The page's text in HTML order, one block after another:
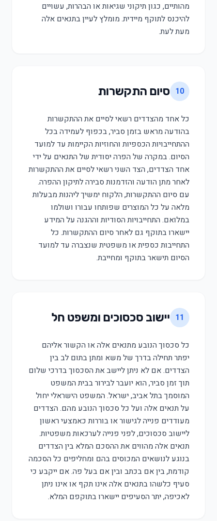
מהותיים, כגון תיקוני שגיאות או הבהרות, עשויים
להיכנס לתוקף מיידית. מומלץ לעיין בתנאים אלה
מעת לעת.
10 סיום התקשרות
כל אחד מהצדדים רשאי לסיים את ההתקשרות
בהודעה מראש בזמן סביר, בכפוף לעמידה בכל
ההתחייבויות הכספיות והחוזיות הקיימות עד למועד
הסיום. במקרה של הפרה יסודית של התנאים על ידי
אחד הצדדים, הצד השני רשאי לסיים את ההתקשרות
לאחר מתן הודעה והזדמנות סבירה לתיקון ההפרה.
עם סיום ההתקשרות, הלקוח ימשיך ליהנות מבעלות
מלאה על כל המוצרים שפותחו עבורו ושולמו
במלואם. התחייבויות הסודיות וההגנה על המידע
יישארו בתוקף גם לאחר סיום ההתקשרות. כל
התחייבות כספית או משפטית שנצברה עד למועד
הסיום תישאר בתוקף ומחייבת.
11 יישוב סכסוכים ומשפט חל
כל סכסוך הנובע מתנאים אלה או הקשור אליהם
יפתר תחילה בדרך של משא ומתן בתום לב בין
הצדדים. אם לא ניתן ליישב את הסכסוך בדרכי שלום
תוך זמן סביר, הוא יועבר לבירור בבית המשפט
המוסמך בתל אביב, ישראל. המשפט הישראלי יחול
על תנאים אלה ועל כל סכסוך הנובע מהם. הצדדים
מעודדים פנייה לגישור או בוררות כאמצעי ראשון
ליישוב סכסוכים, לפני פנייה לערכאות משפטיות.
תנאים אלה מהווים את ההסכם המלא בין הצדדים
בנוגע לנושאים המכוסים בהם ומחליפים כל הסכמה
קודמת, בין אם בכתב ובין אם בעל פה. אם ייקבע כי
סעיף כלשהו בתנאים אלה אינו תקף או אינו ניתן
לאכיפה, יתר הסעיפים יישארו בתוקפם המלא.